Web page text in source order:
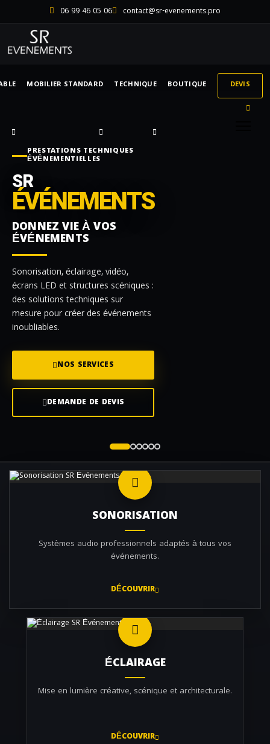
06 99 46 05 06 contact@sr-evenements.pro
MOBILIER STANDARD TECHNIQUE BOUTIQUE DEVIS
PRESTATIONS TECHNIQUES
ÉVÉNEMENTIELLES
SR
ÉVÉNEMENTS
DONNEZ VIE À VOS
ÉVÉNEMENTS
Sonorisation, éclairage, vidéo,
écrans LED et structures scéniques :
des solutions techniques sur
mesure pour créer des événements
inoubliables.
NOS SERVICES
DEMANDE DE DEVIS
SONORISATION
Systèmes audio professionnels adaptés à tous vos
événements.
DÉCOUVRIR
ÉCLAIRAGE
Mise en lumière créative, scénique et architecturale.
DÉCOUVRIR